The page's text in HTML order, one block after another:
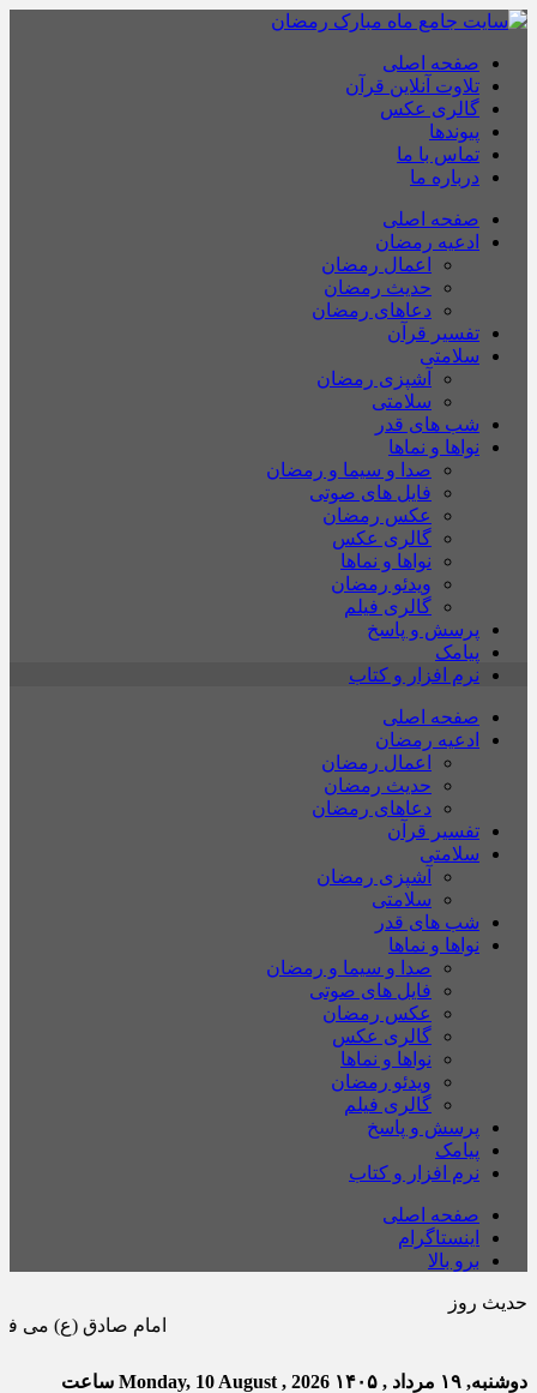
صفحه اصلی
تلاوت آنلاین قرآن
گالری عکس
پیوندها
تماس با ما
درباره ما
صفحه اصلی
ادعیه رمضان
اعمال رمضان
حدیث رمضان
دعاهای رمضان
تفسیر قرآن
سلامتی
آشپزی رمضان
سلامتی
شب های قدر
نواها و نماها
صدا و سیما و رمضان
فایل های صوتی
عکس رمضان
گالری عکس
نواها و نماها
ویدئو رمضان
گالری فیلم
پرسش و پاسخ
پیامک
نرم افزار و کتاب
صفحه اصلی
ادعیه رمضان
اعمال رمضان
حدیث رمضان
دعاهای رمضان
تفسیر قرآن
سلامتی
آشپزی رمضان
سلامتی
شب های قدر
نواها و نماها
صدا و سیما و رمضان
فایل های صوتی
عکس رمضان
گالری عکس
نواها و نماها
ویدئو رمضان
گالری فیلم
پرسش و پاسخ
پیامک
نرم افزار و کتاب
صفحه اصلی
اینستاگرام
برو بالا
حدیث روز
امام صادق (ع) می فرماید : هر كس
دوشنبه, ۱۹ مرداد , ۱۴۰۵ Monday, 10 August , 2026 ساعت